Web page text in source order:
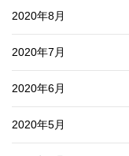
2020年8月
2020年7月
2020年6月
2020年5月